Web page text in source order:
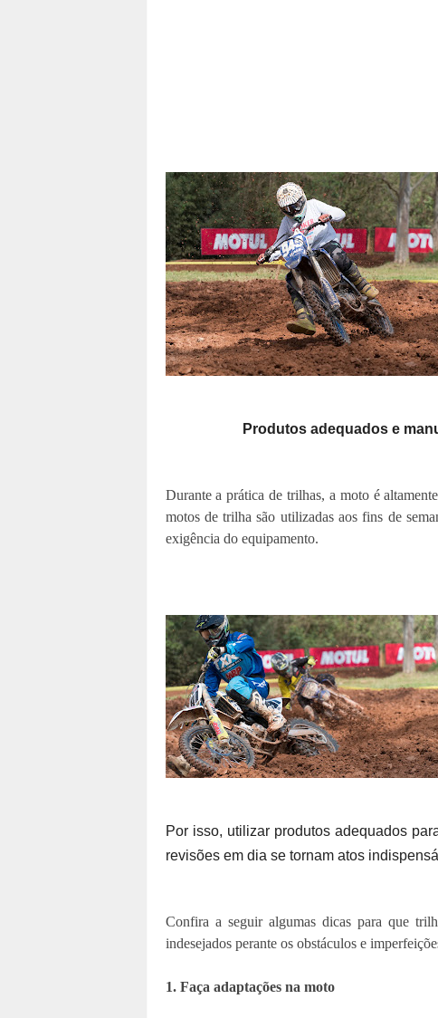
Produtos adequados e
Durante a prática de trilhas, a moto é
motos de trilha são utilizadas aos fins de
exigência do equipamento.
Por isso, utilizar produtos adequados
revisões em dia se tornam atos
Confira a seguir algumas dicas para que
indesejados perante os obstáculos e
1. Faça adaptações na moto